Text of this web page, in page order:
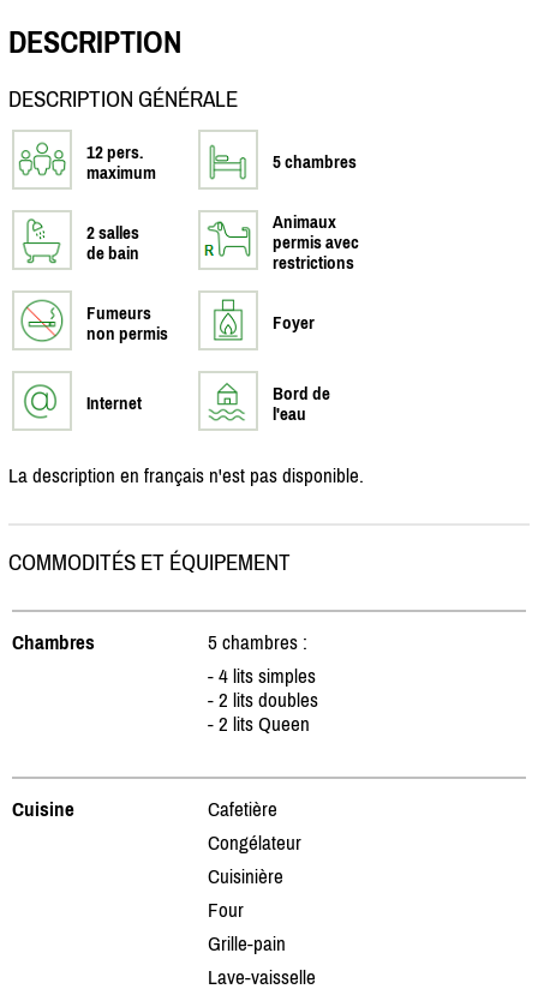
DESCRIPTION
DESCRIPTION GÉNÉRALE
12 pers.
maximum
5 chambres
2 salles
de bain
Animaux
permis avec
restrictions
Fumeurs
non permis
Foyer
Internet
Bord de
l'eau
La description en français n'est pas disponible.
COMMODITÉS ET ÉQUIPEMENT
Chambres
5 chambres :
- 4 lits simples
- 2 lits doubles
- 2 lits Queen
Cuisine
Cafetière
Congélateur
Cuisinière
Four
Grille-pain
Lave-vaisselle